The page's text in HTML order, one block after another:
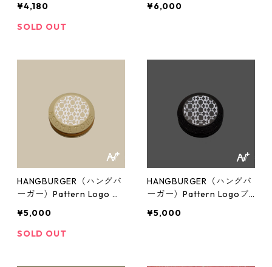
¥4,180
SOLD OUT
¥6,000
HANGBURGER（ハングバ
ーガー）Pattern Logo オ
¥5,000
SOLD OUT
HANGBURGER（ハングバ
ーガー）Pattern Logoブ
¥5,000